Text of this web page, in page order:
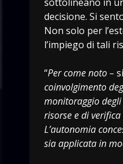
decisione. Si
Non solo per
l’impiego di tali
“Per come noto –
coinvolgimento
monitoraggio
risorse e di
L’autonomia
sia applicata in